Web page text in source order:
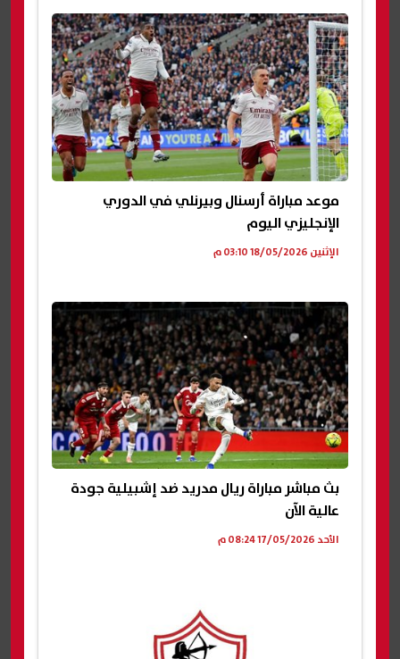
موعد مباراة أرسنال وبيرنلي في الدوري
الإنجليزي اليوم
الإثنين 18/05/2026 03:10 م
بث مباشر مباراة ريال مدريد ضد إشبيلية جودة
عالية الآن
الأحد 17/05/2026 08:24 م